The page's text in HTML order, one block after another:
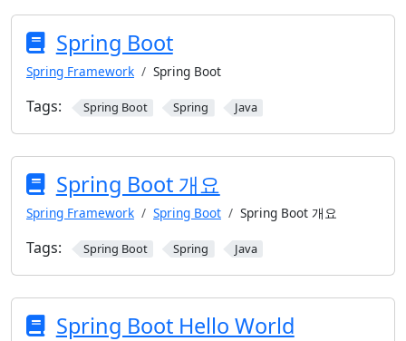
Spring Boot
Spring Framework Spring Boot
Tags: Spring Boot Spring Java
Spring Boot 개요
Spring Framework Spring Boot Spring Boot 개요
Tags: Spring Boot Spring Java
Spring Boot Hello World